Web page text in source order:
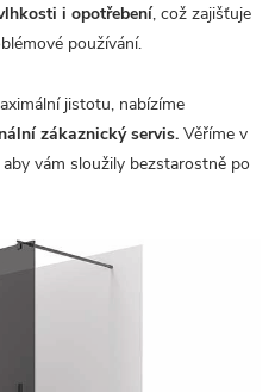
i opotřebení, což zajišťuje
používání.
jistotu, nabízíme
zákaznický servis. Věříme v
vám sloužily bezstarostně po